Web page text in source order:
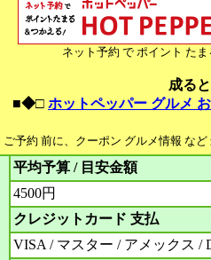
ネット予約 で ポイント た
成ると
■◆□ ホットペッパー グルメ
予約 前に、クーポン グルメ情報 な
平均予算 / 目安金額
4500円
クレジットカード 支払
VISA / マスター / アメックス /